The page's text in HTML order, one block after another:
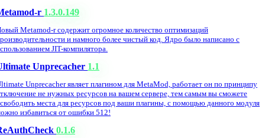
r 1.3.0.149
Metamod-r содержит огромное количество оптимизаций
и намного более чистый код. Ядро было написано с
JIT-компилятора.
Unprecacher 1.1
Unprecacher являет плагином для MetaMod, работает он по принципу
не нужных ресурсов на вашем сервере, тем самым вы сможете
места для ресурсов под ваши плагины, с помощью данного модуля
избавиться от ошибки 512!
0.1.6